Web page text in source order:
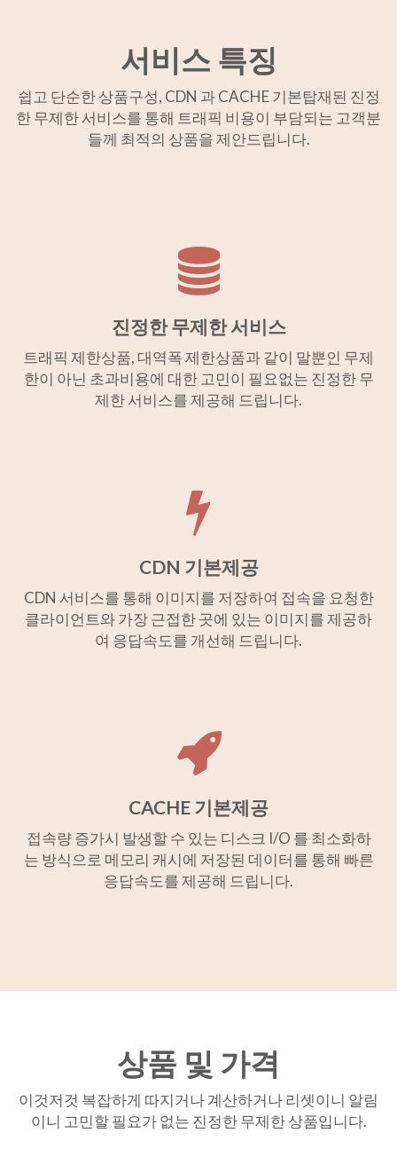
서비스 특징
쉽고 단순한 상품구성, CDN 과 CACHE 기본탑재된 진정
한 무제한 서비스를 통해 트래픽 비용이 부담되는 고객분
들께 최적의 상품을 제안드립니다.
진정한 무제한 서비스
트래픽 제한상품, 대역폭 제한상품과 같이 말뿐인 무제
한이 아닌 초과비용에 대한 고민이 필요없는 진정한 무
제한 서비스를 제공해 드립니다.
CDN 기본제공
CDN 서비스를 통해 이미지를 저장하여 접속을 요청한
클라이언트와 가장 근접한 곳에 있는 이미지를 제공하
여 응답속도를 개선해 드립니다.
CACHE 기본제공
접속량 증가시 발생할 수 있는 디스크 I/O 를 최소화하
는 방식으로 메모리 캐시에 저장된 데이터를 통해 빠른
응답속도를 제공해 드립니다.
상품 및 가격
이것저것 복잡하게 따지거나 계산하거나 리셋이니 알림
이니 고민할 필요가 없는 진정한 무제한 상품입니다.